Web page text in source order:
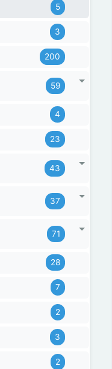
5
3
200
59
4
23
43
37
71
28
7
2
3
2